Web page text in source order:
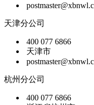
天津分公司
400 077 6866
天津市
杭州分公司
400 077 6866